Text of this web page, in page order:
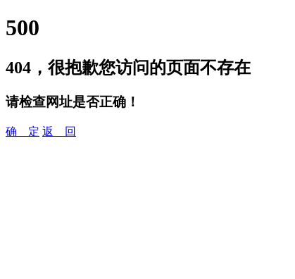
500
404，很抱歉您访问的页面不存在
请检查网址是否正确！
确 定 返 回